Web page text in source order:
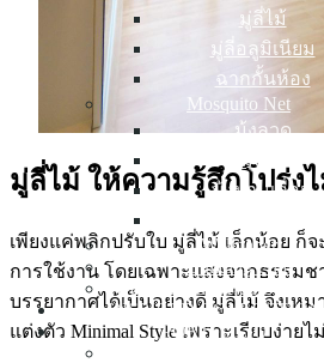
มู่ลี่ไม้
มู่ลี่อลูมิเนียม
ฉากกั้นห้อง
Mosquito Net
มุ้งลวด
มุ้งจีบ
มุ้งบานเลื่อน
Wallpaper
Building Film
Warranty and After Sales
INSPIRED COLLECTION
PORTFOLIO
มู่ลี่ไม้ ให้ความรู้สึกโปร่ง
เพียงแค่พลิกปรับใบ มู่ลี่ไม้ เล็กน้อย ก็จ
การใช้งาน โดยเฉพาะแสงจากธรรมช
บรรยากาศได้เป็นอย่างดี มู่ลี่ไม้ จึงเห
แต่งตัว Minimal Style เพราะเรียบง่าย